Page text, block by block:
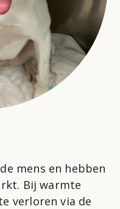
mens en hebben
Bij warmte
verloren via de